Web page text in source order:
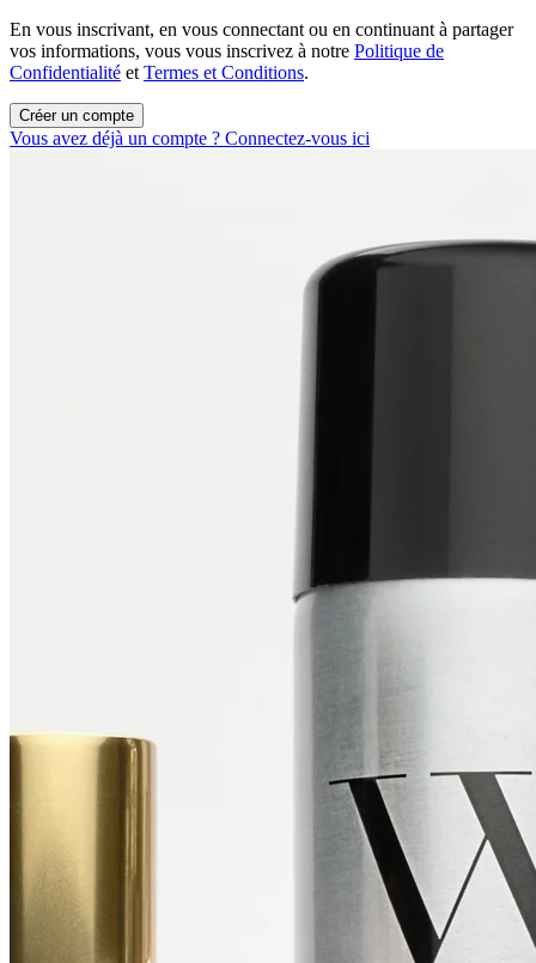
En vous inscrivant, en vous connectant ou en continuant à partager
vos informations, vous vous inscrivez à notre Politique de
Confidentialité et Termes et Conditions.
Créer un compte
Vous avez déjà un compte ? Connectez-vous ici